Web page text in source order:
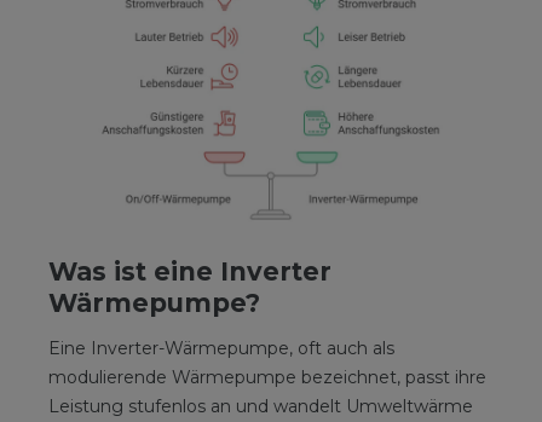
Was ist eine Inverter
Wärmepumpe?
Eine Inverter-Wärmepumpe, oft auch als
modulierende Wärmepumpe bezeichnet, passt ihre
Leistung stufenlos an und wandelt Umweltwärme